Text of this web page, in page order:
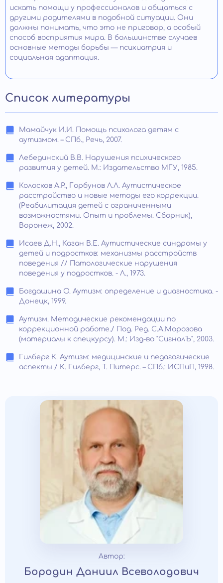
искать помощи у профессионалов и общаться с
другими родителями в подобной ситуации. Они
должны понимать, что это не приговор, а особый
способ восприятия мира. В большинстве случаев
основные методы борьбы — психиатрия и
социальная адаптация.
Список литературы
Мамайчук И.И. Помощь психолога детям с
аутизмом. – СПб., Речь, 2007.
Лебединский В.В. Нарушения психического
развития у детей. М.: Издательство МГУ, 1985.
Колосков А.Р., Горбунов Л.Л. Аутистическое
расстройство и новые методы его коррекции.
(Реабилитация детей с ограниченными
возможностями. Опыт и проблемы. Сборник),
Воронеж, 2002.
Исаев Д.Н., Каган В.Е. Аутистические синдромы у
детей и подростков: механизмы расстройств
поведения // Патологические нарушения
поведения у подростков. - Л., 1973.
Богдашина О. Аутизм: определение и диагностика. -
Донецк, 1999.
Аутизм. Методические рекомендации по
коррекционной работе./ Под. Ред. С.А.Морозова
(материалы к спецкурсу). М.: Изд-во "СигналЪ", 2003.
Гилберг К. Аутизм: медицинские и педагогические
аспекты / К. Гилберг, Т. Питерс. – СПб.: ИСПиП, 1998.
Автор:
Бородин Даниил Всеволодович